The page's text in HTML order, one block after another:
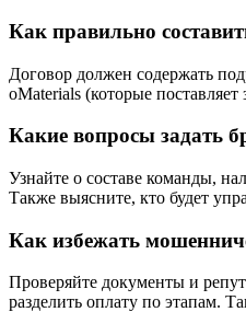
Как правильно
Договор должен содержать
оMaterials (которые
Какие вопросы задать
Узнайте о составе команды,
Также выясните, кто будет
Как избежать
Проверяйте документы и
разделить оплату по этапам.